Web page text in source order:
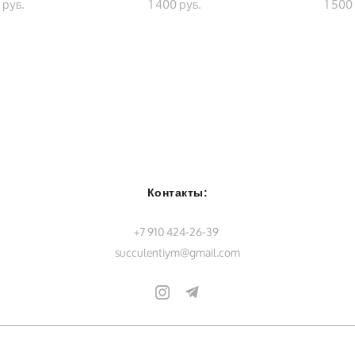
Контакты:
+7 910 424-26-39
succulentiym@gmail.com